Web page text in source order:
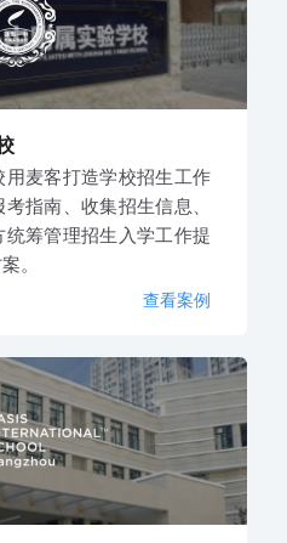
麦客打造学校招生工作
指南、收集招生信息、
筹管理招生入学工作提
。
查看案例